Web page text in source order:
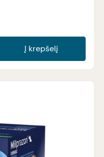
Į krepšelį